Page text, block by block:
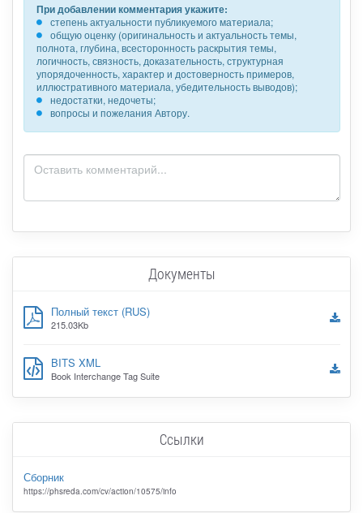
При добавлении комментария укажите:
степень актуальности публикуемого материала;
общую оценку (оригинальность и актуальность темы,
полнота, глубина, всесторонность раскрытия темы,
логичность, связность, доказательность, структурная
упорядоченность, характер и достоверность примеров,
иллюстративного материала, убедительность выводов);
недостатки, недочеты;
вопросы и пожелания Автору.
Документы
Полный текст (RUS)
215.03Kb
BITS XML
Book Interchange Tag Suite
Ссылки
Сборник
https://phsreda.com/cv/action/10575/info